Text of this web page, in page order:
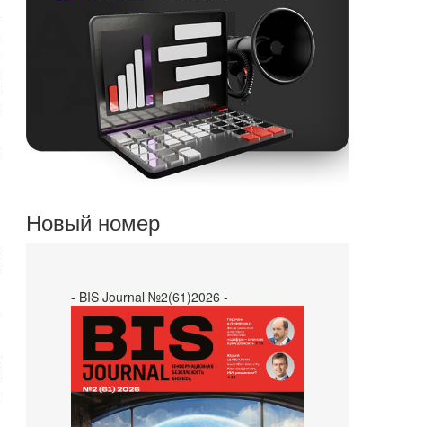
Новый номер
- BIS Journal №2(61)2026 -